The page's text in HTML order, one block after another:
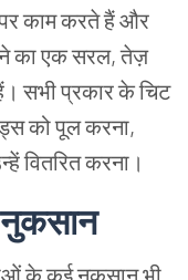
काम करते हैं और
का एक सरल, तेज़
सभी प्रकार के चिट
को पूल करना,
वितरित करना।
के कई नुकसान भी